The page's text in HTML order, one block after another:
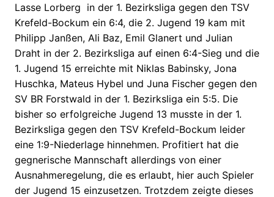
Lasse Lorberg in der 1. Bezirksliga gegen den TSV
Krefeld-Bockum ein 6:4, die 2. Jugend 19 kam mit
Philipp Janßen, Ali Baz, Emil Glanert und Julian
Draht in der 2. Bezirksliga auf einen 6:4-Sieg und die
1. Jugend 15 erreichte mit Niklas Babinsky, Jona
Huschka, Mateus Hybel und Juna Fischer gegen den
SV BR Forstwald in der 1. Bezirksliga ein 5:5. Die
bisher so erfolgreiche Jugend 13 musste in der 1.
Bezirksliga gegen den TSV Krefeld-Bockum leider
eine 1:9-Niederlage hinnehmen. Profitiert hat die
gegnerische Mannschaft allerdings von einer
Ausnahmeregelung, die es erlaubt, hier auch Spieler
der Jugend 15 einzusetzen. Trotzdem zeigte dieses